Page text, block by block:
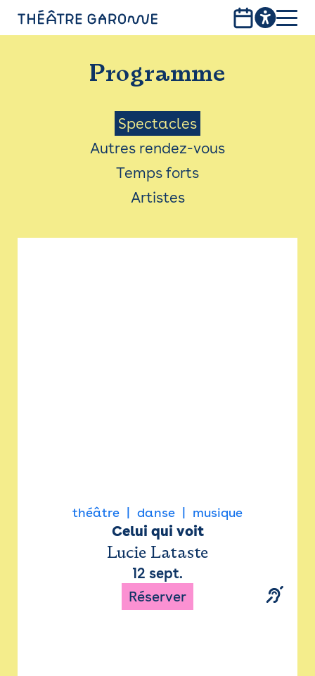
PROGRAMME
INFOS PRATIQUES
AVEC LES PUBLICS
ACCESSIBILITÉ
LES PRODUCTIONS
Programme
Menu
Saison
Spectacles
Autres rendez-vous
Temps forts
Artistes
théâtre danse musique
Celui qui voit
Lucie Lataste
12 sept.
Réserver